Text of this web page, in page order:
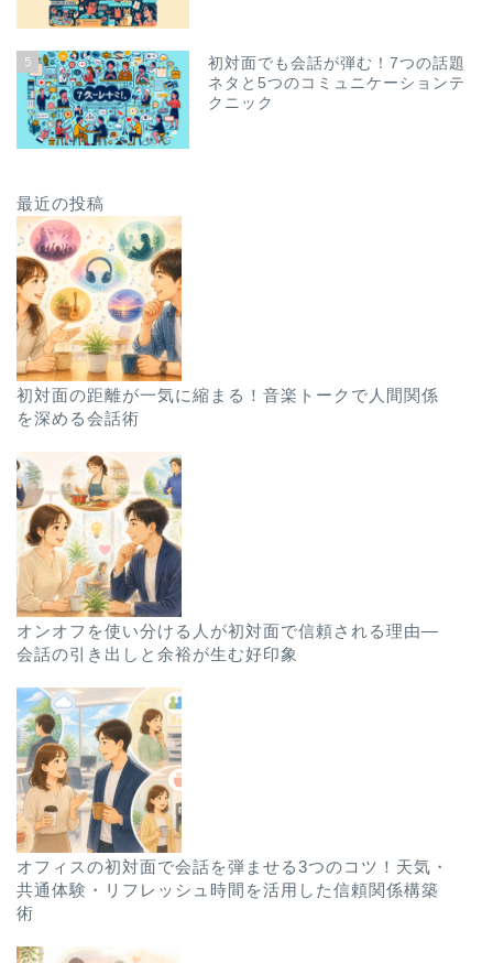
5
初対面でも会話が弾む！7つの話題
ネタと5つのコミュニケーションテ
クニック
最近の投稿
初対面の距離が一気に縮まる！音楽トークで人間関係
を深める会話術
オンオフを使い分ける人が初対面で信頼される理由—
会話の引き出しと余裕が生む好印象
オフィスの初対面で会話を弾ませる3つのコツ！天気・
共通体験・リフレッシュ時間を活用した信頼関係構築
術